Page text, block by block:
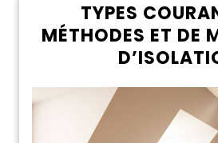
TYPES
MÉTHODES ET DE